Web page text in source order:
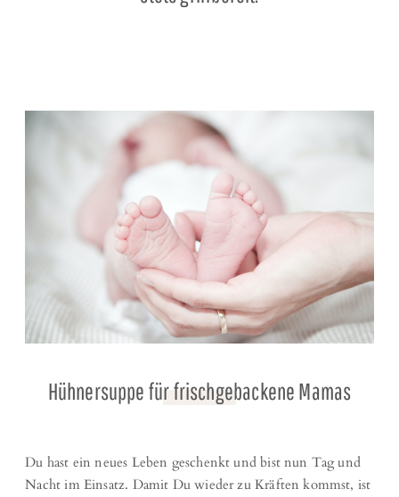
Hühnersuppe für frischgebackene Mamas
Du hast ein neues Leben geschenkt und bist nun Tag und
Nacht im Einsatz. Damit Du wieder zu Kräften kommst, ist